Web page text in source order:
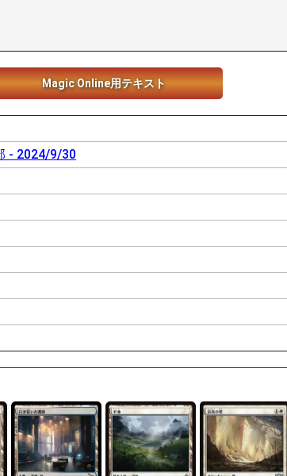
Magic Online用テキスト
- 2024/9/30